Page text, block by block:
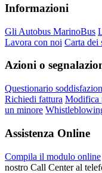
Informazioni
Gli Autobus MarinoBus
Lavora con noi Carta dei
Azioni o
Questionario
Richiedi fattura Modifica
un minore
Assistenza Online
Compila il modulo online
nostro Call Center al